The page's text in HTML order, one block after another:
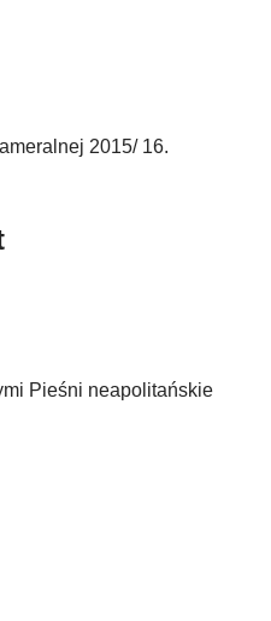
2015/ 16.
Pieśni neapolitańskie